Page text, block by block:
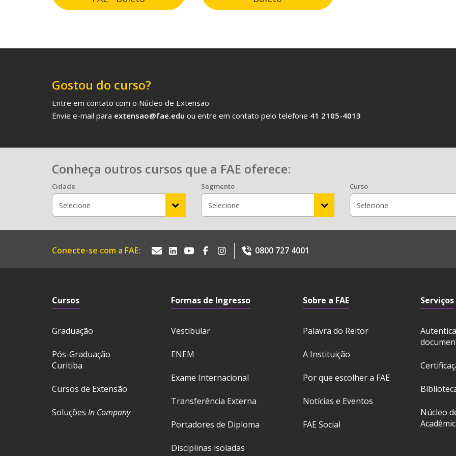
Gostou do curso?
Entre em contato com o Núcleo de Extensão:
Envie e-mail para extensao@fae.edu ou entre em contato pelo telefone 41 2105-4013
Conheça outros cursos que a FAE oferece:
Cidade Segmento Curso
Conecte-se com a FAE: 0800 727 4001
Cursos
Graduação
Pós-Graduação
Curitiba
Cursos de Extensão
Soluções In Company
Formas de Ingresso
Vestibular
ENEM
Exame Internacional
Transferência Externa
Portadores de Diploma
Disciplinas isoladas
Sobre a FAE
Palavra do Reitor
A Instituição
Por que escolher a FAE
Notícias e Eventos
FAE Social
Serviços
Núcleo